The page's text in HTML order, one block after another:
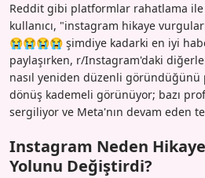
Reddit gibi platformlar rahatlama ile
kullanıcı, "instagram hikaye
😭😭😭😭 şimdiye kadarki en iyi
paylaşırken, r/Instagram'daki
nasıl yeniden düzenli göründüğünü
dönüş kademeli görünüyor; bazı
sergiliyor ve Meta'nın devam eden
Instagram Neden
Yolunu Değiştirdi?